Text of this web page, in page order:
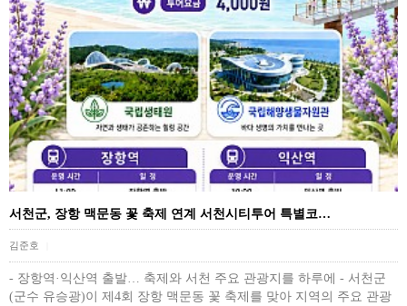
서천군, 장항 맥문동 꽃 축제 연계 서천시티투어 특별코…
김준호
- 장항역·익산역 출발… 축제와 서천 주요 관광지를 하루에 - 서천군
(군수 유승광)이 제4회 장항 맥문동 꽃 축제를 맞아 지역의 주요 관광